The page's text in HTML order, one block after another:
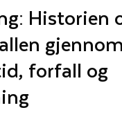
Historien
forfall og